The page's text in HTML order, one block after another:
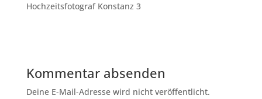
Hochzeitsfotograf Konstanz 3
Kommentar absenden
Deine E-Mail-Adresse wird nicht veröffentlicht.